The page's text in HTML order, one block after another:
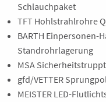
Schlauchpaket
TFT Hohlstrahlrohre
BARTH Einpersonen-
Standrohrlagerung
MSA
gfd/VETTER
MEISTER LED-